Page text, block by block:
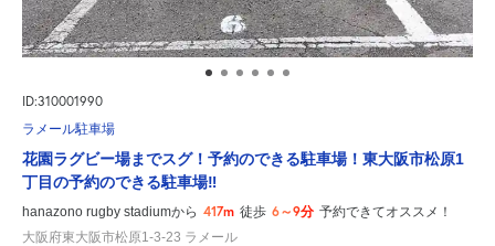
ID:310001990
ラメール駐車場
花園ラグビー場までスグ！予約のできる駐車場！東大阪市松原1
丁目の予約のできる駐車場‼
hanazono rugby stadiumから 417m 徒歩 6～9分 予約できてオススメ！
大阪府東大阪市松原1-3-23 ラメール